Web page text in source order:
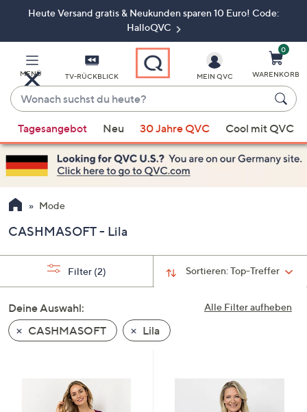
ZumHeute Versand gratis & Neukunden sparen 10 Euro! Code:
HalloQVC
MENÜ TV-RÜCKBLICK
Wonach
suchst
du
heute?
Vorschläge
verfügbar
sind,
verwenden
Sie
Pfeiltasten
nach
und
nach
unten
oder
MEIN QVC
0
WARENKORB
Tagesangebot Neu 30 Jahre QVC Cool mit QVC
Mode
CASHMASOFT - Lila
Sortieren:Top-Treffer
Filter (2)
Alle Filter aufheben
Deine Auswahl:
CASHMASOFT
Lila